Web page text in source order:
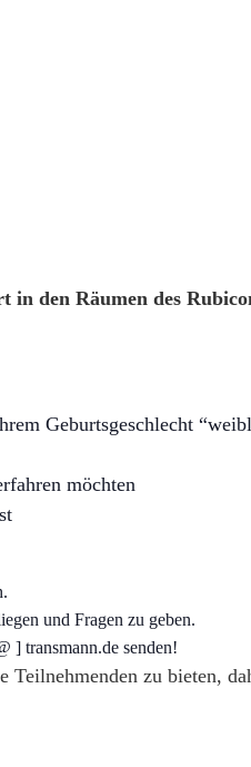
den Räumen des
Geburtsgeschlecht
möchten
und Fragen zu geben.
] transmann.de senden!
zu bieten,